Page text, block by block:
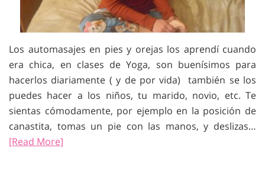
Los automasajes en pies y orejas los aprendí cuando
era chica, en clases de Yoga, son buenísimos para
hacerlos diariamente ( y de por vida) también se los
puedes hacer a los niños, tu marido, novio, etc. Te
sientas cómodamente, por ejemplo en la posición de
canastita, tomas un pie con las manos, y deslizas…
[Read More]